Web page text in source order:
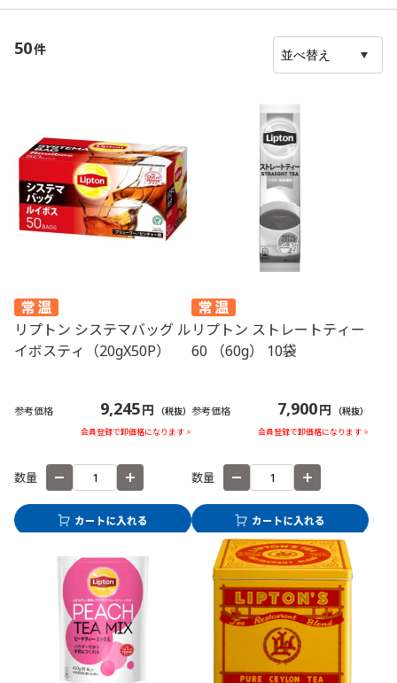
プ 適量 【作り方】 1.アイステ
れ、よく溶かしておく 2.ボウルに
粉ゼラチン4gと少量のお湯を入れ
適宜レモン、ミント、シュガーシ
ロップを入れる
ン） ストロベリーシロップ 30g
冷凍ストロベリー 3g
ティーバッグ（1個）、お湯
（60g）を入れ、1分蒸らす。
牛乳（100g）、ガムシロップ（1
個）を加え、混ぜて温める。 2カ
ップに1を注ぎ、ホイップクリー
ム（30g）を絞る。 ストロベリ
ーシロップ（30g）をかけ、冷凍
ストロベリー（3g）を添える。 3
お好みでタイムを飾る。
50件
リプトン システマバッグ ル
イボスティ（20gX50P）
参考価格 9,245円 （税抜）
会員登録で卸価格になります >
数量
リプトン ストレートティー
60 （60g） 10袋
参考価格 7,900円 （税抜）
会員登録で卸価格になります >
数量